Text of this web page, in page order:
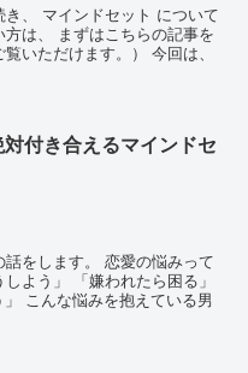
、 マインドセット について
は、 まずはこちらの記事を
いただけます。） 今回は、
付き合えるマインドセ
をします。 恋愛の悩みって
よう」 「嫌われたら困る」
こんな悩みを抱えている男